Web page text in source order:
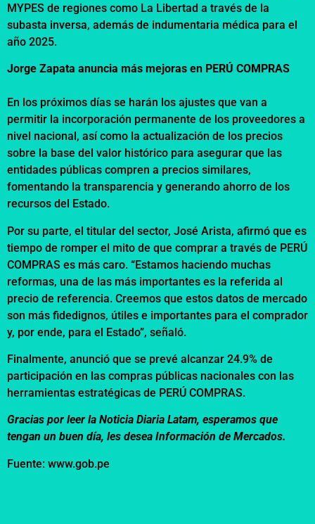
MYPES de regiones como La Libertad a través de la
subasta inversa, además de indumentaria médica para el
año 2025.
Jorge Zapata anuncia más mejoras en PERÚ COMPRAS
En los próximos días se harán los ajustes que van a
permitir la incorporación permanente de los proveedores a
nivel nacional, así como la actualización de los precios
sobre la base del valor histórico para asegurar que las
entidades públicas compren a precios similares,
fomentando la transparencia y generando ahorro de los
recursos del Estado.
Por su parte, el titular del sector, José Arista, afirmó que es
tiempo de romper el mito de que comprar a través de PERÚ
COMPRAS es más caro. “Estamos haciendo muchas
reformas, una de las más importantes es la referida al
precio de referencia. Creemos que estos datos de mercado
son más fidedignos, útiles e importantes para el comprador
y, por ende, para el Estado”, señaló.
Finalmente, anunció que se prevé alcanzar 24.9% de
participación en las compras públicas nacionales con las
herramientas estratégicas de PERÚ COMPRAS.
Gracias por leer la Noticia Diaria Latam, esperamos que
tengan un buen día, les desea Información de Mercados.
Fuente: www.gob.pe